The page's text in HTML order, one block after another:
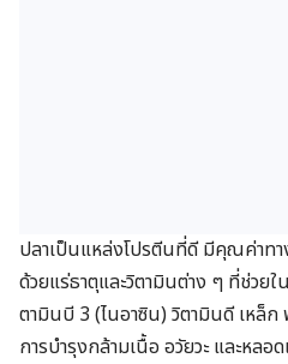
ปลาเป็นแหล่งโปรตีนที่ดี มีคุณค่าทา
ด้วยแร่ธาตุและวิตามินต่าง ๆ ที่ช่วย
ตามินบี 3 (ไนอาซิน) วิตามินดี เหล็
การบำรุงกล้ามเนื้อ อวัยวะ และหลอ